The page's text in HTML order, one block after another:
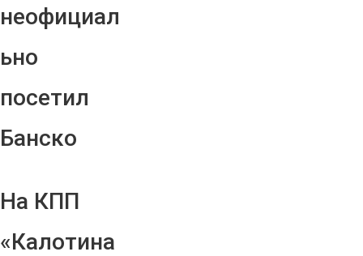
неофициал
ьно
посетил
Банско
На КПП
«Калотина